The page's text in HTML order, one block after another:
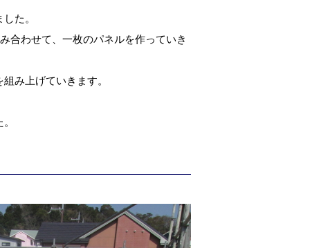
た。
合わせて、一枚のパネルを作っていき
み上げていきます。